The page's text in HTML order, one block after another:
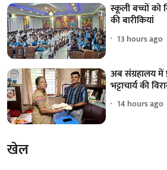
स्कूली बच्चों को
की बारीकियां
13 hours ago
अब संग्रहालय में
भट्टाचार्य की
14 hours ago
खेल